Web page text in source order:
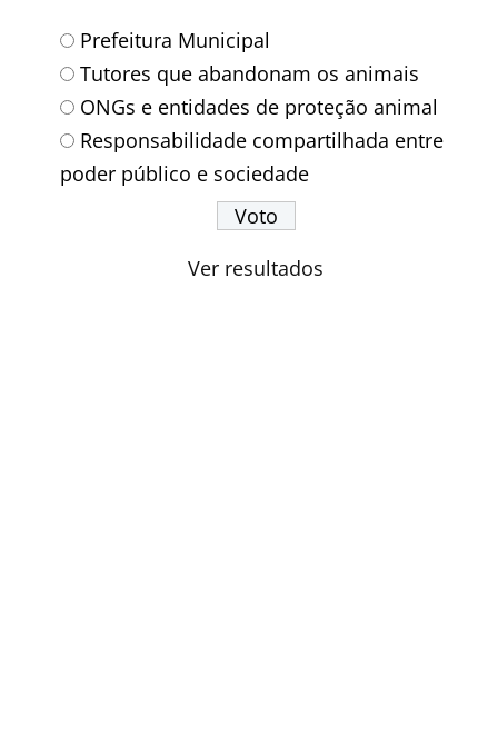
Prefeitura Municipal
Tutores que abandonam os animais
ONGs e entidades de proteção animal
Responsabilidade compartilhada entre
poder público e sociedade
Ver resultados